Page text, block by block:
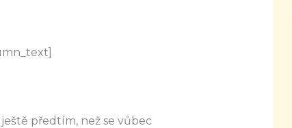
předtím, než se vůbec